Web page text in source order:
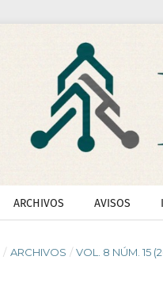
ARCHIVOS AVISOS
/ ARCHIVOS / VOL. 8 NÚM. 15